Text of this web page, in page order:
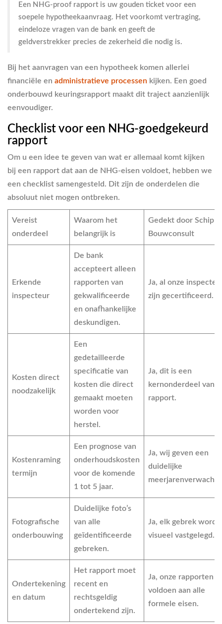
Een NHG-proof rapport is uw gouden ticket voor een
soepele hypotheekaanvraag. Het voorkomt vertraging,
eindeloze vragen van de bank en geeft de
geldverstrekker precies de zekerheid die nodig is.
Bij het aanvragen van een hypotheek komen allerlei
financiële en administratieve processen kijken. Een goed
onderbouwd keuringsrapport maakt dit traject aanzienlijk
eenvoudiger.
Checklist voor een NHG-goedgekeurd
rapport
Om u een idee te geven van wat er allemaal komt kijken
bij een rapport dat aan de NHG-eisen voldoet, hebben we
een checklist samengesteld. Dit zijn de onderdelen die
absoluut niet mogen ontbreken.
Vereist
onderdeel
Waarom het
belangrijk is
Gedekt door
Bouwconsult
Erkende
inspecteur
De bank
accepteert alleen
rapporten van
gekwalificeerde
en onafhankelijke
deskundigen.
Ja, al onze
zijn gecertificeerd.
Kosten direct
noodzakelijk
Een
gedetailleerde
specificatie van
kosten die direct
gemaakt moeten
worden voor
herstel.
Ja, dit is een
kernonderdeel van
rapport.
Kostenraming
termijn
Een prognose van
onderhoudskosten
voor de komende
1 tot 5 jaar.
Ja, wij geven een
duidelijke
Fotografische
onderbouwing
Duidelijke foto’s
van alle
geïdentificeerde
gebreken.
Ja, elk gebrek wordt
visueel vastgelegd.
Ondertekening
en datum
Het rapport moet
recent en
rechtsgeldig
ondertekend zijn.
Ja, onze rapporten
voldoen aan alle
formele eisen.